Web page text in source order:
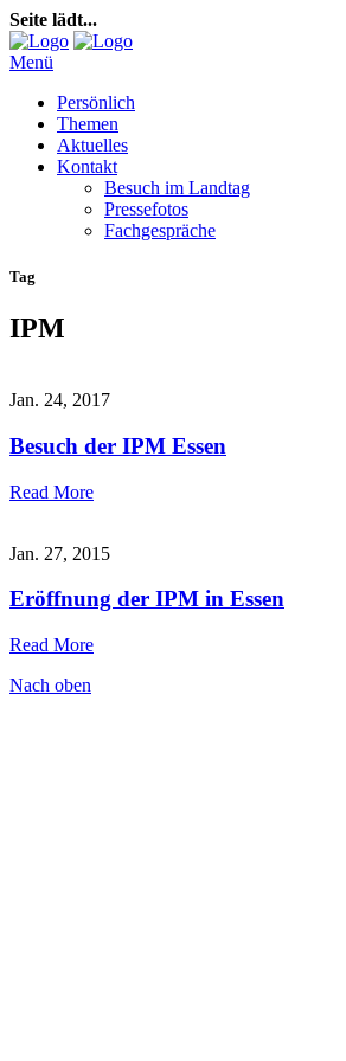
Seite lädt...
Menü
Persönlich
Themen
Aktuelles
Kontakt
Besuch im Landtag
Pressefotos
Fachgespräche
Tag
IPM
Jan. 24, 2017
Besuch der IPM Essen
Read More
Jan. 27, 2015
Eröffnung der IPM in Essen
Read More
Nach oben